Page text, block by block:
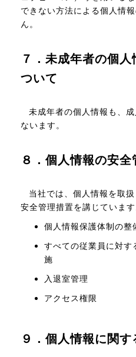
できない方法による個人情
ん。
７．未成年者の個
ついて
未成年者の個人情報も、
ないます。
８．個人情報の安
当社では、個人情報を取
安全管理措置を講じています
個人情報保護体制の整
すべての従業員に対す
施
入退室管理
アクセス権限
９．個人情報に関